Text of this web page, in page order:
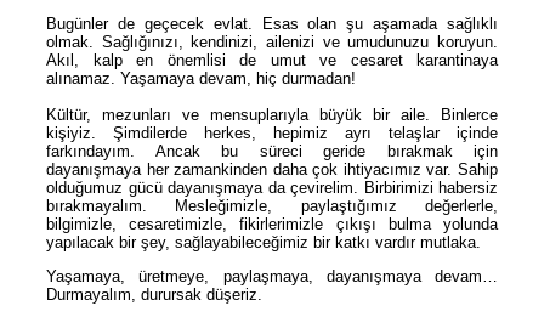
Bugünler de geçecek evlat. Esas olan şu aşamada sağlıklı
olmak. Sağlığınızı, kendinizi, ailenizi ve umudunuzu koruyun.
Akıl, kalp en önemlisi de umut ve cesaret karantinaya
alınamaz. Yaşamaya devam, hiç durmadan!
Kültür, mezunları ve mensuplarıyla büyük bir aile. Binlerce
kişiyiz. Şimdilerde herkes, hepimiz ayrı telaşlar içinde
farkındayım. Ancak bu süreci geride bırakmak için
dayanışmaya her zamankinden daha çok ihtiyacımız var. Sahip
olduğumuz gücü dayanışmaya da çevirelim. Birbirimizi habersiz
bırakmayalım. Mesleğimizle, paylaştığımız değerlerle,
bilgimizle, cesaretimizle, fikirlerimizle çıkışı bulma yolunda
yapılacak bir şey, sağlayabileceğimiz bir katkı vardır mutlaka.
Yaşamaya, üretmeye, paylaşmaya, dayanışmaya devam…
Durmayalım, durursak düşeriz.